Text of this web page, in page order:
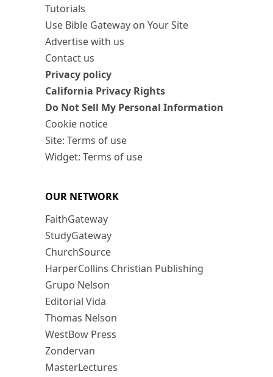
Tutorials
Use Bible Gateway on Your Site
Advertise with us
Contact us
Privacy policy
California Privacy Rights
Do Not Sell My Personal Information
Cookie notice
Site: Terms of use
Widget: Terms of use
OUR NETWORK
FaithGateway
StudyGateway
ChurchSource
HarperCollins Christian Publishing
Grupo Nelson
Editorial Vida
Thomas Nelson
WestBow Press
Zondervan
MasterLectures